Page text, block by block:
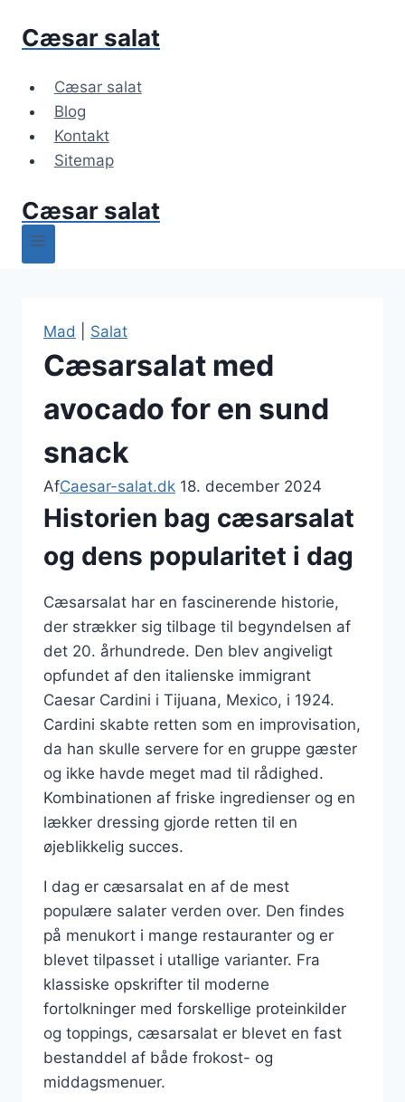
Cæsar salat
Cæsar salat
Blog
Kontakt
Sitemap
Cæsar salat
Mad Salat
Cæsarsalat med
avocado for en sund
snack
AfCaesar-salat.dk 18. december 2024
Historien bag cæsarsalat
og dens popularitet i dag
Cæsarsalat har en fascinerende historie,
der strækker sig tilbage til begyndelsen af
det 20. århundrede. Den blev angiveligt
opfundet af den italienske immigrant
Caesar Cardini i Tijuana, Mexico, i 1924.
Cardini skabte retten som en improvisation,
da han skulle servere for en gruppe gæster
og ikke havde meget mad til rådighed.
Kombinationen af friske ingredienser og en
lækker dressing gjorde retten til en
øjeblikkelig succes.
I dag er cæsarsalat en af de mest
populære salater verden over. Den findes
på menukort i mange restauranter og er
blevet tilpasset i utallige varianter. Fra
klassiske opskrifter til moderne
fortolkninger med forskellige proteinkilder
og toppings, cæsarsalat er blevet en fast
bestanddel af både frokost- og
middagsmenuer.